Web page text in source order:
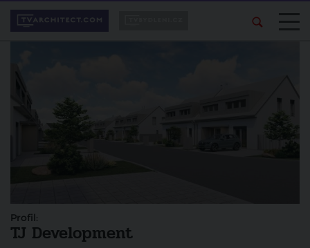
Profil:
TJ Development